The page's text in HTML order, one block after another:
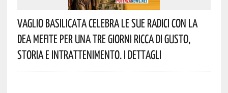
Vaglio Basilicata Celebra Le Sue Radici Con La
Dea Mefite Per Una Tre Giorni Ricca Di Gusto,
Storia E Intrattenimento. I Dettagli